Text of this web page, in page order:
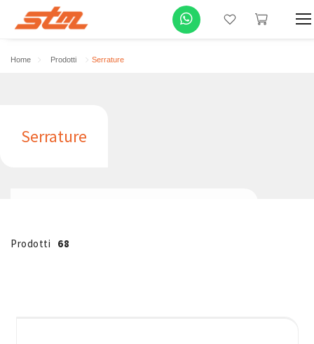
Home Prodotti Serrature
Serrature
Prodotti 68